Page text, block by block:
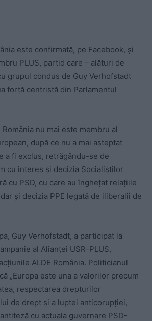
este confirmată, pe Facebook, și
PLUS, partid care – alături de
grupul condus de Guy Verhofstadt
forță centristă din Parlamentul
România nu mai este membru al
după ce nu a mai așteptat
a fi exclus, retrăgându-se de
cu interes și decizia Socialiștilor
cu PSD, cu care au înghețat relațiile
și decizia PPE legată de iliberalii de
Guy Verhofstadt, a participat la
al Alianţei USR-PLUS,
ALDE România. Politicianul
„Europa este una a valorilor precum
respectarea drepturilor
de drept şi a luptei anticorupţiei,
cu actuala guvernare PSD-